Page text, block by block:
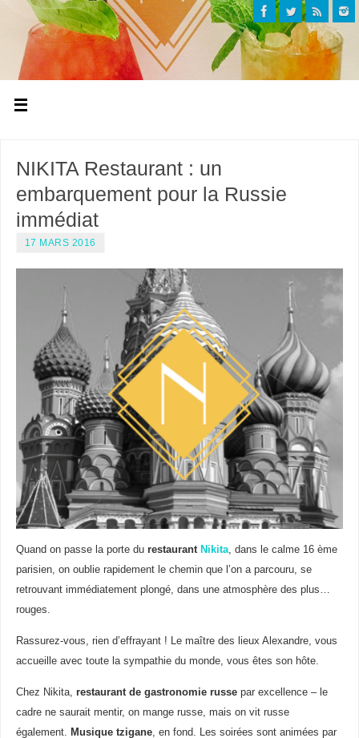
NIKITA Restaurant : un
embarquement pour la Russie
immédiat
17 MARS 2016
Quand on passe la porte du restaurant Nikita, dans le calme 16 ème
parisien, on oublie rapidement le chemin que l’on a parcouru, se
retrouvant immédiatement plongé, dans une atmosphère des plus…
rouges.
Rassurez-vous, rien d’effrayant ! Le maître des lieux Alexandre, vous
accueille avec toute la sympathie du monde, vous êtes son hôte.
Chez Nikita, restaurant de gastronomie russepar excellence – le
cadre ne saurait mentir, on mange russe, mais on vit russe
également.
Musique tzigane, en fond. Les soirées sont animées par